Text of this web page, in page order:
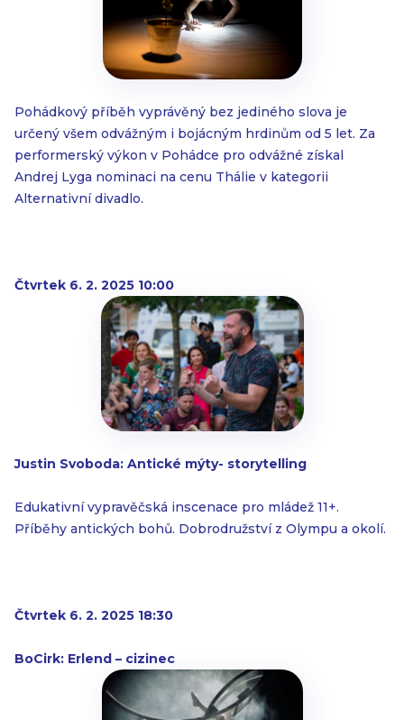
Pohádkový příběh vyprávěný bez jediného slova je
určený všem odvážným i bojácným hrdinům od 5 let. Za
performerský výkon v Pohádce pro odvážné získal
Andrej Lyga nominaci na cenu Thálie v kategorii
Alternativní divadlo.
Čtvrtek 6. 2. 2025 10:00
Justin Svoboda: Antické mýty- storytelling
Edukativní vypravěčská inscenace pro mládež 11+.
Příběhy antických bohů. Dobrodružství z Olympu a okolí.
Čtvrtek 6. 2. 2025 18:30
BoCirk: Erlend – cizinec